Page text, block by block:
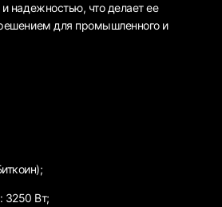
надежностью, что делает ее
для промышленного и
3250 Вт;